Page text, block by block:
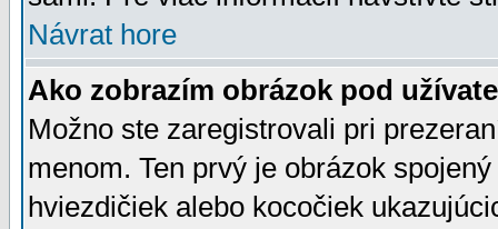
Návrat hore
Ako zobrazím obrázok pod
Možno ste zaregistrovali pri
menom. Ten prvý je obrázok
hviezdičiek alebo kocočiek